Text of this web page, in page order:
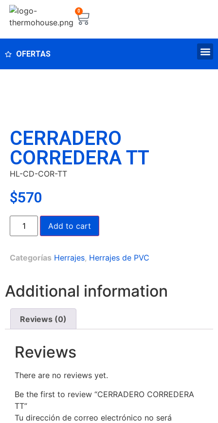
0
OFERTAS
CERRADERO
CORREDERA TT
HL-CD-COR-TT
$570
Add to cart
Categorías Herrajes, Herrajes de PVC
Additional information
Reviews (0)
Reviews
There are no reviews yet.
Be the first to review “CERRADERO CORREDERA
TT”
Tu dirección de correo electrónico no será